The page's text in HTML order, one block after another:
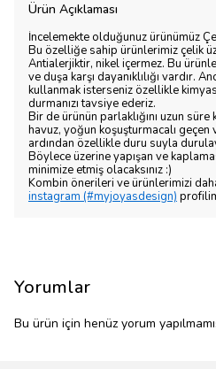
Ürün Açıklaması
İncelemekte olduğunuz ürünümüz
Bu özelliğe sahip ürünlerimiz çelik
Antialerjiktir, nikel içermez. Bu
ve duşa karşı dayanıklılığı vardır.
kullanmak isterseniz özellikle
durmanızı tavsiye ederiz.
Bir de ürünün parlaklığını uzun süre
havuz, yoğun koşuşturmacalı
ardından özellikle duru suyla
Böylece üzerine yapışan ve
minimize etmiş olacaksınız :)
Kombin önerileri ve ürünlerimizi
instagram (#myjoyasdesign)
Yorumlar
Bu ürün için henüz yorum